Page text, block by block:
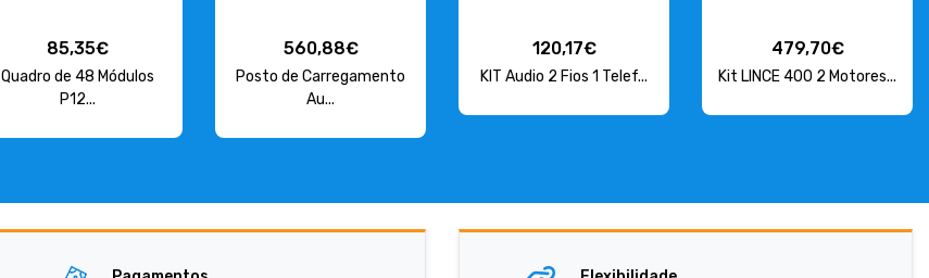
85,35€
Quadro de 48 Módulos
P12...
560,88€
Posto de Carregamento
Au...
120,17€
KIT Audio 2 Fios 1 Telef...
479,70€
Kit LINCE 400 2 Motores...